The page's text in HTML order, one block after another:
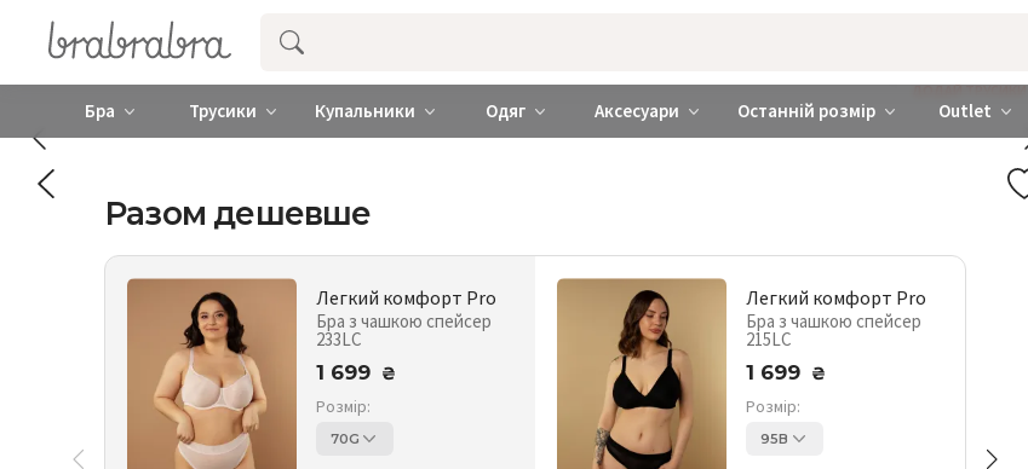
Купити нижню жіночу білизну ❤️ brabrabra ❤️ Київ та Україна
Бра Трусики Купальники Одяг Аксесуари Останній розмір Outlet
ДОДАЙ ТРУСИКИ
Разом дешевше
Легкий комфорт Pro
Бра з чашкою спейсер
233LC
1 699 ₴
Розмір:
70G
Легкий комфорт Pro
Бра з чашкою спейсер
215LC
1 699 ₴
Розмір:
95B